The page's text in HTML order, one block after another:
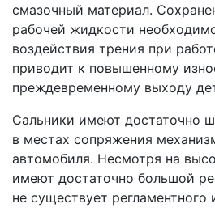
смазочный материал.
рабочей жидкости
воздействия трения при
приводит к повышенному
преждевременному выходу
Сальники имеют достаточно
в местах сопряжения
автомобиля. Несмотря на
имеют достаточно большой
не существует регламентного